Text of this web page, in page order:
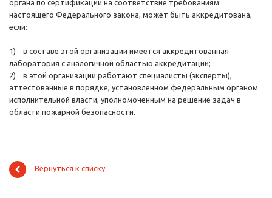
органа по сертификации на соответствие требованиям
настоящего Федерального закона, может быть аккредитована,
если:
1) в составе этой организации имеется аккредитованная
лаборатория с аналогичной областью аккредитации;
2) в этой организации работают специалисты (эксперты),
аттестованные в порядке, установленном федеральным органом
исполнительной власти, уполномоченным на решение задач в
области пожарной безопасности.
Вернуться к списку